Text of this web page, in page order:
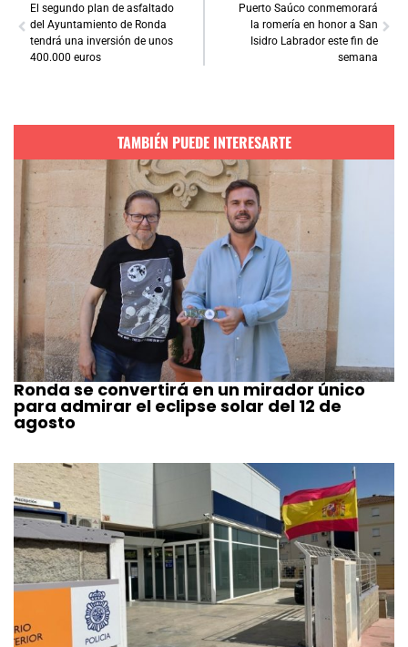
El segundo plan de asfaltado
del Ayuntamiento de Ronda
tendrá una inversión de unos
400.000 euros
Puerto Saúco conmemorará
la romería en honor a San
Isidro Labrador este fin de
semana
TAMBIÉN PUEDE INTERESARTE
Ronda se convertirá en un mirador único
para admirar el eclipse solar del 12 de
agosto